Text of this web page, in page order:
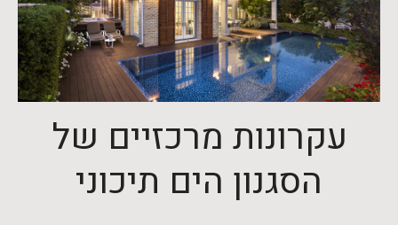
עקרונות מרכזיים של
הסגנון הים תיכוני